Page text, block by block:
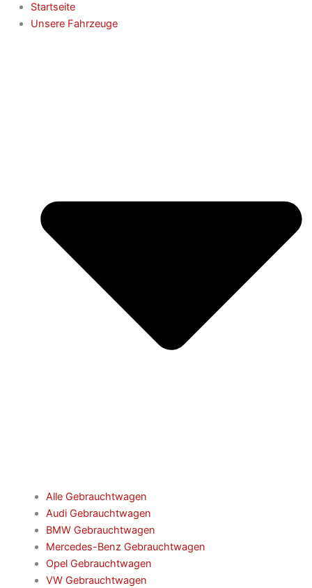
Startseite
Unsere Fahrzeuge
Alle Gebrauchtwagen
Audi Gebrauchtwagen
BMW Gebrauchtwagen
Mercedes-Benz Gebrauchtwagen
Opel Gebrauchtwagen
VW Gebrauchtwagen